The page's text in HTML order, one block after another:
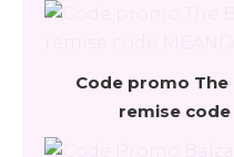
Code promo The
remise code